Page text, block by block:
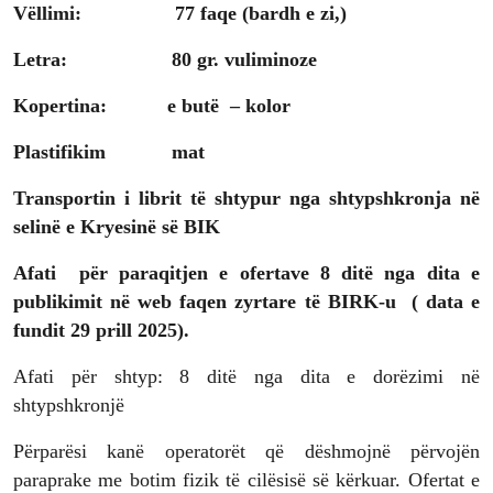
Vëllimi: 77 faqe (bardh e zi,)
Letra: 80 gr. vuliminoze
Kopertina: e butë – kolor
Plastifikim mat
Transportin i librit të shtypur nga shtypshkronja në
selinë e Kryesinë së BIK
Afati për paraqitjen e ofertave 8 ditë nga dita e
publikimit në web faqen zyrtare të BIRK-u ( data e
fundit 29 prill 2025).
Afati për shtyp: 8 ditë nga dita e dorëzimi në
shtypshkronjë
Përparësi kanë operatorët që dëshmojnë përvojën
paraprake me botim fizik të cilësisë së kërkuar. Ofertat e